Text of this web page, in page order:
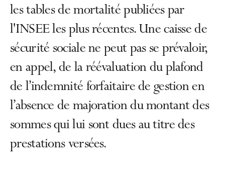
les tables de mortalité publiées par
l'INSEE les plus récentes. Une caisse de
sécurité sociale ne peut pas se prévaloir,
en appel, de la réévaluation du plafond
de l’indemnité forfaitaire de gestion en
l’absence de majoration du montant des
sommes qui lui sont dues au titre des
prestations versées.